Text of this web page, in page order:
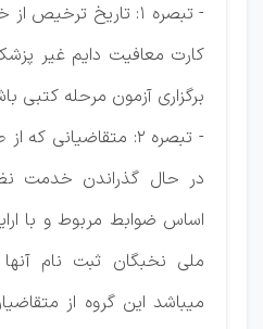
- تبصره ۱: تاریخ
کارت معافیت دایم غیر
برگزاری آزمون مرحله کتبی
- تبصره ۲: متقاضیانی
در حال گذراندن خدمت
اساس ضوابط مربوط و با
ملی نخبگان ثبت نام
میباشد این گروه از